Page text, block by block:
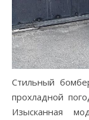
Стильный
прохладной
Изысканная